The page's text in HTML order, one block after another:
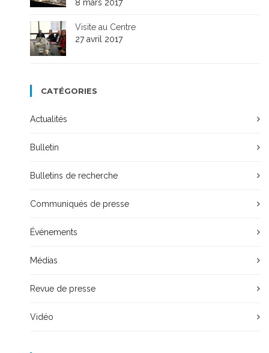
8 mars 2017
Visite au Centre
27 avril 2017
CATÉGORIES
Actualités
Bulletin
Bulletins de recherche
Communiqués de presse
Événements
Médias
Revue de presse
Vidéo